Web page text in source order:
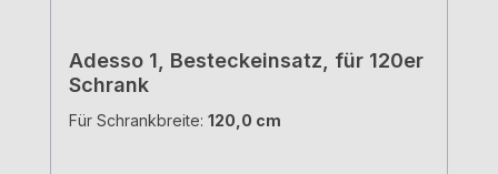
Adesso 1, Besteckeinsatz, für 120er
Schrank
Für Schrankbreite: 120,0 cm